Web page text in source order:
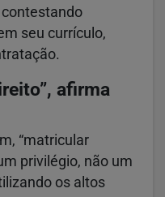
seu currículo,
afirma
“matricular
privilégio, não um
os altos